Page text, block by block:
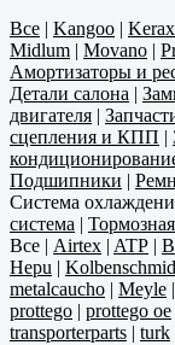
Все | Kangoo | Kerax
Midlum | Movano |
Амортизаторы и
Детали салона |
двигателя |
сцепления и КПП |
Подшипники |
Система
система |
Все | Airtex | ATP |
Hepu |
metalcaucho | Meyle |
prottego | prottego oe
transporterparts | turk